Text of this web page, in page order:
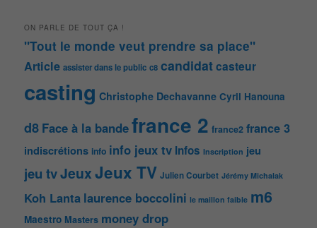
ON PARLE DE TOUT ÇA !
"Tout le monde veut prendre sa place"
Article assister dans le public c8 candidatcasteur
casting Christophe Dechavanne Cyril Hanouna
d8 Face à la bandefrance 2 france2 france 3
indiscrétions info info jeux tv Infos Inscription jeu
jeu tvJeuxJeux TV Julien Courbet Jérémy Michalak
Koh Lanta laurence boccolini le maillon faible m6
Maestro Masters money drop